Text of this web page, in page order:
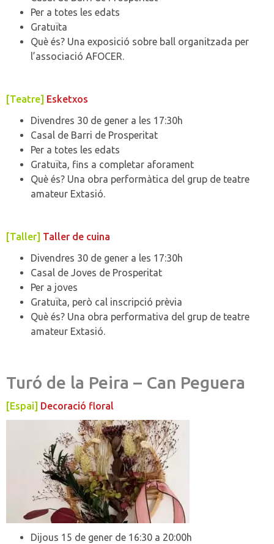
Per a totes les edats
Gratuïta
Què és? Una exposició sobre ball organitzada per
l’associació AFOCER.
[Teatre] Esketxos
Divendres 30 de gener a les 17:30h
Casal de Barri de Prosperitat
Per a totes les edats
Gratuïta, fins a completar aforament
Què és? Una obra performàtica del grup de teatre
amateur Extasió.
[Taller] Taller de cuina
Divendres 30 de gener a les 17:30h
Casal de Joves de Prosperitat
Per a joves
Gratuïta, però cal inscripció prèvia
Què és? Una obra performativa del grup de teatre
amateur Extasió.
Turó de la Peira – Can Peguera
[Espai] Decoració floral
Dijous 15 de gener de 16:30 a 20:00h